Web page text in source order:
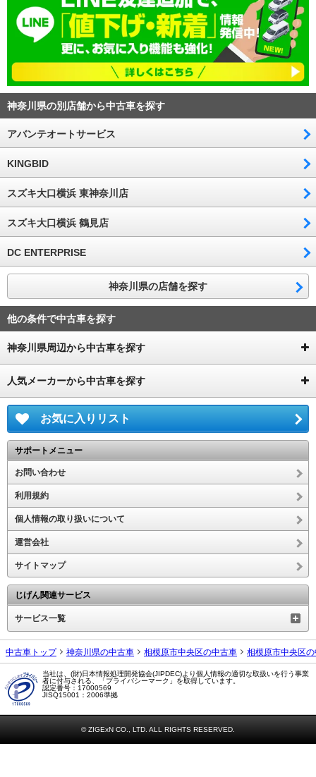
神奈川県の別店舗から中古車を探す
アバンテオートサービス
KINGBID
スズキ大口横浜 東神奈川店
スズキ大口横浜 鶴見店
DC ENTERPRISE
神奈川県の店舗を探す
他の条件で中古車を探す
神奈川県周辺から中古車を探す
人気メーカーから中古車を探す
お気に入りリスト
サポートメニュー
お問い合わせ
利用規約
個人情報の取り扱いについて
運営会社
サイトマップ
じげん関連サービス
サービス一覧
中古車トップ 神奈川県の中古車 相模原市中央区の中古車 相模原市中央区
当社は、(財)日本情報処理開発協会(JIPDEC)より個人情報の適切な取扱いを行う事業
者に付与される、「プライバシーマーク」を取得しています。
認定番号：17000569
JISQ15001：2006準拠
© ZIGExN CO., LTD. ALL RIGHTS RESERVED.